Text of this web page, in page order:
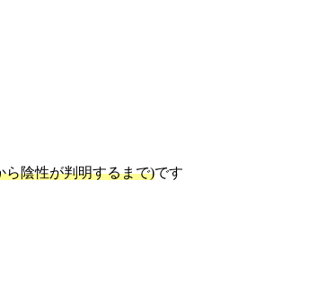
ら陰性が判明するまで)です